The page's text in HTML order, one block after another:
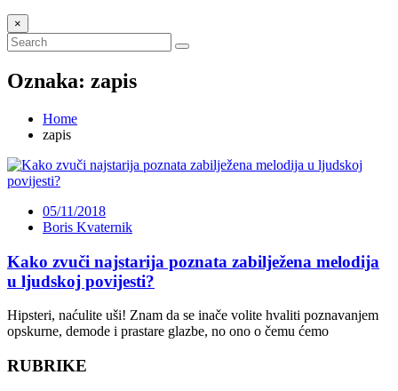
×
Oznaka: zapis
Home
zapis
05/11/2018
Boris Kvaternik
Kako zvuči najstarija poznata zabilježena melodija
u ljudskoj povijesti?
Hipsteri, naćulite uši! Znam da se inače volite hvaliti poznavanjem
opskurne, demode i prastare glazbe, no ono o čemu ćemo
RUBRIKE